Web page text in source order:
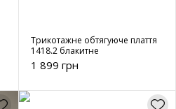
Трикотажне обтягуюче плаття
1418.2 блакитне
1 899 грн